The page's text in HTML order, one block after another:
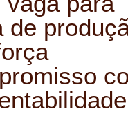
de